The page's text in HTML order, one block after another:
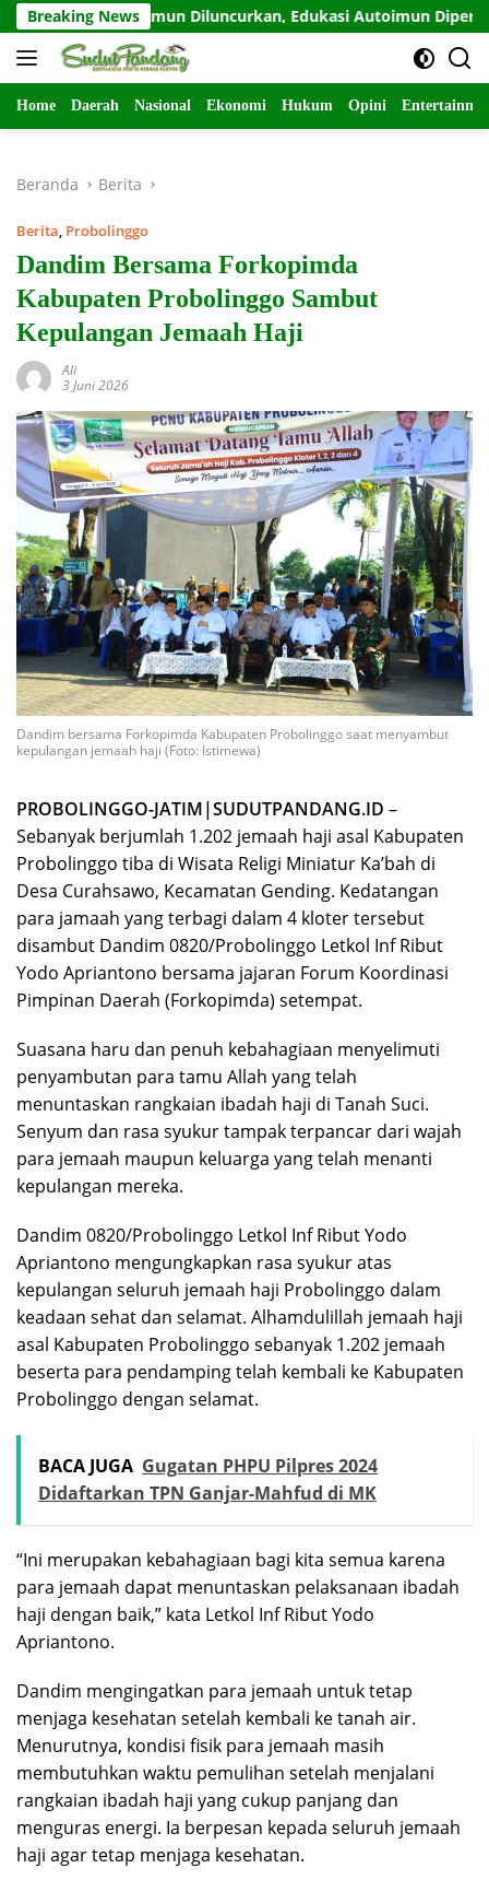
Langsung
ke
konten
Breaking News
Odamun Diluncurkan, Edukasi Autoimun Diperkuat
Home Daerah Nasional Ekonomi Hukum Opini
Beranda Berita
Berita, Probolinggo
Dandim Bersama Forkopimda
Kabupaten Probolinggo Sambut
Kepulangan Jemaah Haji
Ali
3 Juni 2026
Dandim bersama Forkopimda Kabupaten Probolinggo saat menyambut
kepulangan jemaah haji (Foto: Istimewa)
PROBOLINGGO-JATIM|SUDUTPANDANG.ID –
Sebanyak berjumlah 1.202 jemaah haji asal Kabupaten
Probolinggo tiba di Wisata Religi Miniatur Ka’bah di
Desa Curahsawo, Kecamatan Gending. Kedatangan
para jamaah yang terbagi dalam 4 kloter tersebut
disambut Dandim 0820/Probolinggo Letkol Inf Ribut
Yodo Apriantono bersama jajaran Forum Koordinasi
Pimpinan Daerah (Forkopimda) setempat.
Suasana haru dan penuh kebahagiaan menyelimuti
penyambutan para tamu Allah yang telah
menuntaskan rangkaian ibadah haji di Tanah Suci.
Senyum dan rasa syukur tampak terpancar dari wajah
para jemaah maupun keluarga yang telah menanti
kepulangan mereka.
Dandim 0820/Probolinggo Letkol Inf Ribut Yodo
Apriantono mengungkapkan rasa syukur atas
kepulangan seluruh jemaah haji Probolinggo dalam
keadaan sehat dan selamat. Alhamdulillah jemaah haji
asal Kabupaten Probolinggo sebanyak 1.202 jemaah
beserta para pendamping telah kembali ke Kabupaten
Probolinggo dengan selamat.
BACA JUGA Gugatan PHPU Pilpres 2024
Didaftarkan TPN Ganjar-Mahfud di MK
“Ini merupakan kebahagiaan bagi kita semua karena
para jemaah dapat menuntaskan pelaksanaan ibadah
haji dengan baik,” kata Letkol Inf Ribut Yodo
Apriantono.
Dandim mengingatkan para jemaah untuk tetap
menjaga kesehatan setelah kembali ke tanah air.
Menurutnya, kondisi fisik para jemaah masih
membutuhkan waktu pemulihan setelah menjalani
rangkaian ibadah haji yang cukup panjang dan
menguras energi. Ia berpesan kepada seluruh jemaah
haji agar tetap menjaga kesehatan.